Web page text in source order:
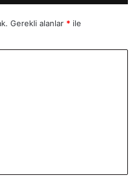
Gerekli alanlar * ile